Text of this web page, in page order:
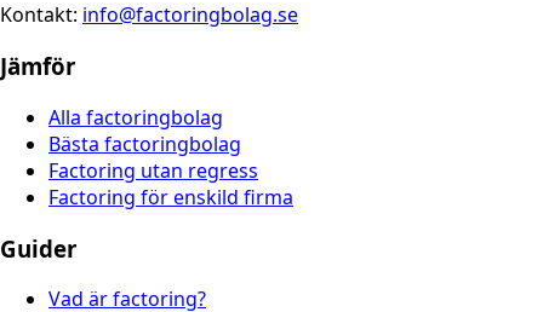
Kontakt: info@factoringbolag.se
Jämför
Alla factoringbolag
Bästa factoringbolag
Factoring utan regress
Factoring för enskild firma
Guider
Vad är factoring?